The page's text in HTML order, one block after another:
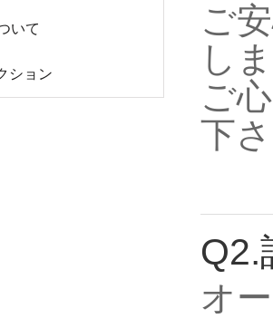
いて
ション
ご
し
ご
下
Q2.
オ